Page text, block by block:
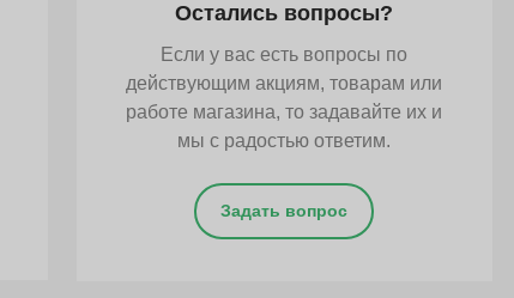
Остались вопросы?
Если у вас есть вопросы по
действующим акциям, товарам или
работе магазина, то задавайте их и
мы с радостью ответим.
Задать вопрос